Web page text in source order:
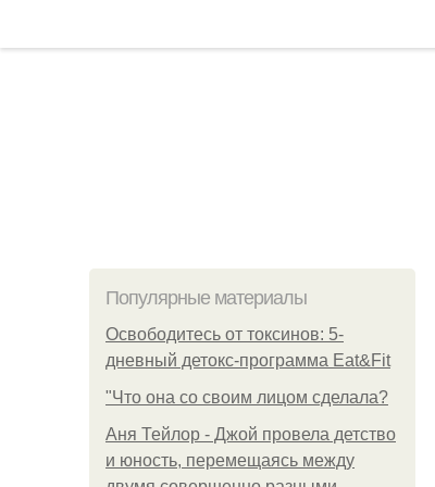
Популярные материалы
Освободитесь от токсинов: 5-
дневный детокс-программа Eat&Fit
"Что она со своим лицом сделала?
Аня Тейлор - Джой провела детство
и юность, перемещаясь между